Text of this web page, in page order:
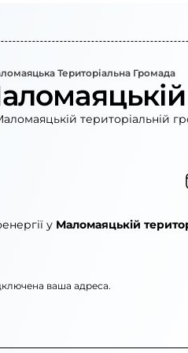
Маломаяцька Територіальна Громада
територіальній
у Маломаяцькій
ваша адреса.